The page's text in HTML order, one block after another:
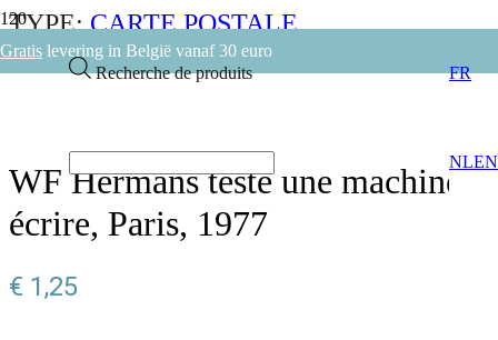
Gratis levering in België vanaf 30 euro
Recherche de produits
FR
NLEN
TYPE:CARTE POSTALE
COPYRIGHT:PIET SCHREUDERS
RETOURNER
WF Hermans teste une machine a
écrire, Paris, 1977
€ 1,25